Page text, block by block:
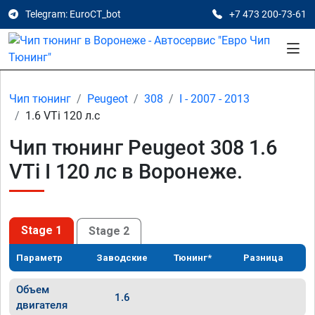
Telegram: EuroCT_bot +7 473 200-73-61
Чип тюнинг Peugeot 308
I - 2007 - 2013
1.6 VTi 120 л.с
Чип тюнинг Peugeot 308 1.6
VTi I 120 лс в Воронеже.
Stage 1 Stage 2
Параметр Заводские Тюнинг* Разница
Объем
двигателя
1.6